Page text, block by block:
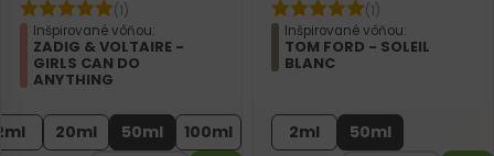
(1)
Inšpirované vôňou:
ZADIG & VOLTAIRE -
GIRLS CAN DO
ANYTHING
20ml 50ml 100ml
(1)
Inšpirované vôňou:
TOM FORD - SOLEIL
BLANC
2ml 50ml